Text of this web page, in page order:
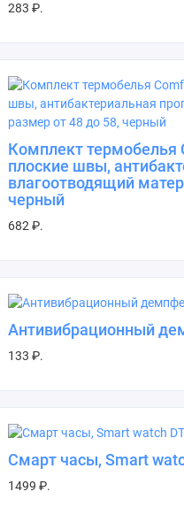
283 ₽.
Комплект термобелья
плоские швы,
влагоотводящий
черный
682 ₽.
Антивибрационный
133 ₽.
Смарт часы, Smart
1499 ₽.